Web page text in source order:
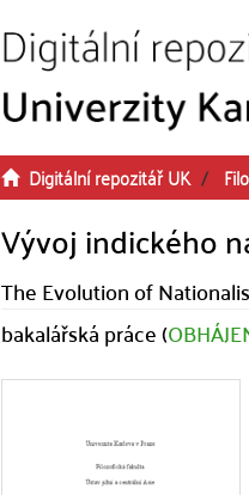
Digitální repozitář UK
Vývoj indického
The Evolution of
bakalářská práce (